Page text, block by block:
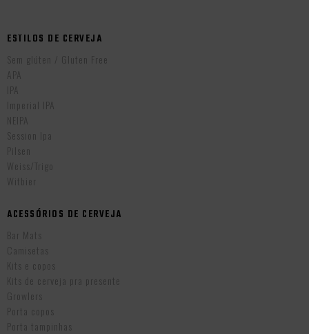
ESTILOS DE CERVEJA
Sem glúten / Gluten Free
APA
IPA
Imperial IPA
NEIPA
Session Ipa
Pilsen
Weiss/Trigo
Witbier
ACESSÓRIOS DE CERVEJA
Bar Mats
Camisetas
Kits e copos
Kits de cerveja pra presente
Growlers
Porta copos
Porta tampinhas